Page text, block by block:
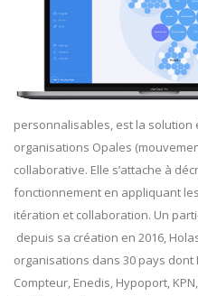
personnalisables, est la solution
organisations Opales
collaborative. Elle s’attache à
fonctionnement en appliquant
itération et collaboration. Un
depuis sa création en 2016,
organisations dans 30 pays dont
Compteur, Enedis, Hypoport,